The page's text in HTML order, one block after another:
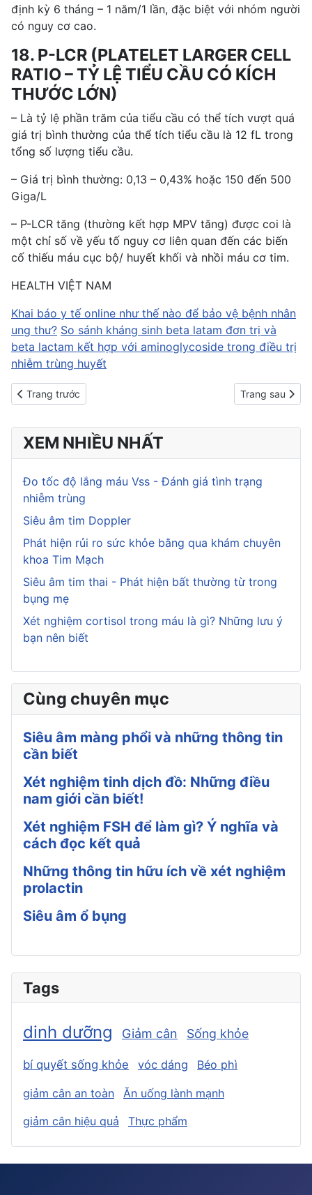
định kỳ 6 tháng – 1 năm/1 lần, đặc biệt với nhóm người
có nguy cơ cao.
18. P-LCR (PLATELET LARGER CELL
RATIO – TỶ LỆ TIỂU CẦU CÓ KÍCH
THƯỚC LỚN)
– Là tỷ lệ phần trăm của tiểu cầu có thể tích vượt quá
giá trị bình thường của thể tích tiểu cầu là 12 fL trong
tổng số lượng tiểu cầu.
– Giá trị bình thường: 0,13 – 0,43% hoặc 150 đến 500
Giga/L
– P-LCR tăng (thường kết hợp MPV tăng) được coi là
một chỉ số về yếu tố nguy cơ liên quan đến các biến
cố thiếu máu cục bộ/ huyết khối và nhồi máu cơ tim.
HEALTH VIỆT NAM
Khai báo y tế online như thế nào để bảo vệ bệnh nhân
ung thư? So sánh kháng sinh beta latam đơn trị và
beta lactam kết hợp với aminoglycoside trong điều trị
nhiễm trùng huyết
Previous article: Xét nghiệm nước tiểu
Trang trước Next article:
Trang sau
XEM NHIỀU NHẤT
Đo tốc độ lắng máu Vss - Đánh giá tình trạng
nhiễm trùng
Siêu âm tim Doppler
Phát hiện rủi ro sức khỏe bằng qua khám chuyên
khoa Tim Mạch
Siêu âm tim thai - Phát hiện bất thường từ trong
bụng mẹ
Xét nghiệm cortisol trong máu là gì? Những lưu ý
bạn nên biết
Cùng chuyên mục
Siêu âm màng phổi và những thông tin
cần biết
Xét nghiệm tinh dịch đồ: Những điều
nam giới cần biết!
Xét nghiệm FSH để làm gì? Ý nghĩa và
cách đọc kết quả
Những thông tin hữu ích về xét nghiệm
prolactin
Siêu âm ổ bụng
Tags
dinh dưỡng Giảm cân Sống khỏe
bí quyết sống khỏe vóc dáng Béo phì
giảm cân an toàn
Ăn uống lành mạnh
giảm cân hiệu quả
Thực phẩm